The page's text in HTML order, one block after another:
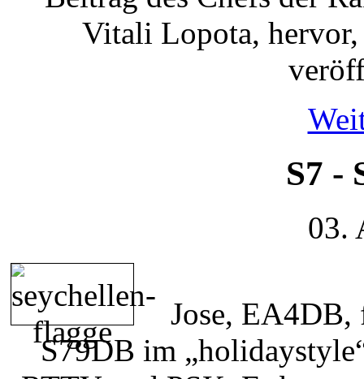
Vitali Lopota,
S7 -
03.
Jose,
S79DB im